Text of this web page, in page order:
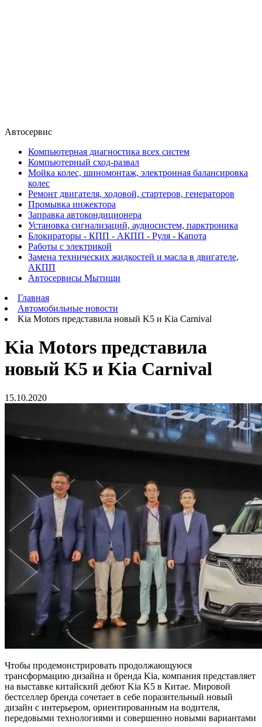
Автосервис
Компьютерная диагностика всех систем
Компьютерный сход-развал
Мойка колес, шиномонтаж, электронная балансировка
колес
Ремонт двигателя, ходовой, стартеров, генераторов
Промывка инжектора
Заправка автокондиционера
Установка сигнализаций, аудиосистем, парктроника
Блокираторы - КПП - АКПП - Руля - Капота
Работы с электрикой
Замена технических жидкостей и масла в двигателе,
АКПП
Автосервисы Мытищи
Главная
Автомобильные новости
Kia Motors представила новый K5 и Kia Carnival
Kia Motors представила
новый K5 и Kia Carnival
15.10.2020
Чтобы продемонстрировать продолжающуюся
трансформацию дизайна и бренда Kia, компания представляет
на выставке китайский дебют Kia K5 в Китае. Мировой
бестселлер бренда сочетает в себе поразительный новый
дизайн с интерьером, ориентированным на водителя,
передовыми технологиями и совершенно новыми вариантами